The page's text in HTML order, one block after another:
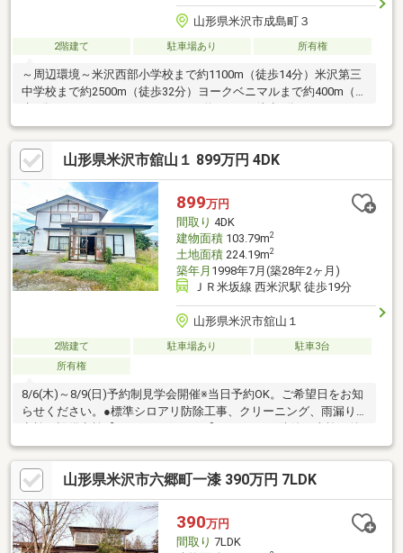
山形県米沢市成島町３
2階建て 駐車場あり 所有権
～周辺環境～米沢西部小学校まで約1100m（徒歩14分）米沢第三
中学校まで約2500m（徒歩32分）ヨークベニマルまで約400m（徒
山形県米沢市舘山１ 899万円 4DK
899万円
間取り 4DK
建物面積103.79m2
土地面積224.19m2
築年月 1998年7月(築28年2ヶ月)
ＪＲ米坂線 西米沢駅 徒歩19分
山形県米沢市舘山１
2階建て 駐車場あり
駐車3台
所有権
8/6(木)～8/9(日)予約制見学会開催※当日予約OK。ご希望日をお知
らせください。●標準シロアリ防除工事、クリーニング、雨漏り
点検、設備点検【おすすめポイント】・シロアリ防除工事施工後5
年間保証。・お客様に合わせたローンの組み方や金融機関をご提
案。住宅ローンが初めての方でもお気軽にご相談ください。【周
辺施設】・米沢市立西部小学校1500ｍ（徒歩約19分）・米沢市立
南成中学校2500ｍ（徒歩約32分/自転車約13分）
山形県米沢市六郷町一漆 390万円 7LDK
390万円
間取り 7LDK